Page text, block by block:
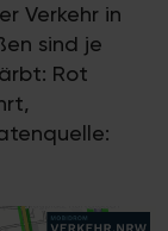
Verkehr in
sind je
Rot